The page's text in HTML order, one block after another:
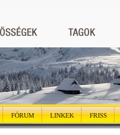
FÓRUM LINKEK FRISS